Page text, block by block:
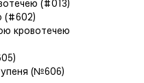
(#013)
(#602)
кровотечею
(№606)